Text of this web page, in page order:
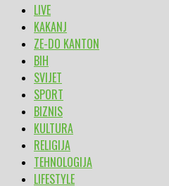
LIVE
KAKANJ
ZE-DO KANTON
BIH
SVIJET
SPORT
BIZNIS
KULTURA
RELIGIJA
TEHNOLOGIJA
LIFESTYLE